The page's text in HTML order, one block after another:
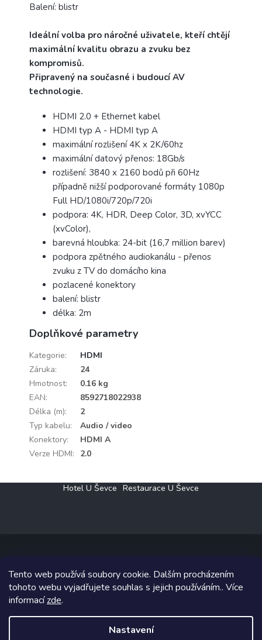
Tento web používá soubory cookie. Dalším procházením
tohoto webu vyjadřujete souhlas s jejich používáním.. Více
informacízde.
Nastavení
Balení: blistr
Ideální volba pro náročné uživatele, kteří chtějí
maximální kvalitu obrazu a zvuku bez
kompromisů.
Připravený na současné i budoucí AV
technologie.
HDMI 2.0 + Ethernet kabel
HDMI typ A - HDMI typ A
maximální rozlišení 4K x 2K/60hz
maximální datový přenos: 18Gb/s
rozlišení: 3840 x 2160 bodů při 60Hz
případně nižší podporované formáty 1080p
Full HD/1080i/720p/720i
podpora: 4K, HDR, Deep Color, 3D, xvYCC
(xvColor),
barevná hloubka: 24-bit (16,7 million barev)
podpora zpětného audiokanálu - přenos
zvuku z TV do domácího kina
pozlacené konektory
balení: blistr
délka: 2m
Doplňkové parametry
Kategorie:
HDMI
Záruka:
24
Hmotnost:
0.16 kg
EAN:
8592718022938
Délka (m):
2
Typ kabelu:
Audio / video
Konektory:
HDMI A
Verze HDMI: 2.0
Hotel U Ševce Restaurace U Ševce
Copyright 2026Elektro Klesný s.r.o.. Všechna práva vyhrazena.
Grafický návrh vytvořil a na Shoptet implementoval
Shoptetak.cz.